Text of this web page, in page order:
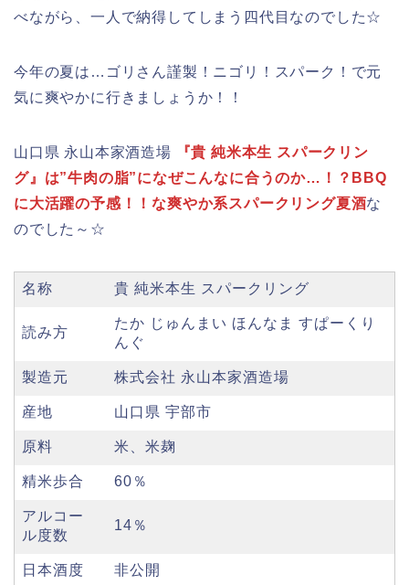
べながら、一人で納得してしまう四代目なのでした☆
今年の夏は…ゴリさん謹製！ニゴリ！スパーク！で元
気に爽やかに行きましょうか！！
山口県 永山本家酒造場
『貴 純米本生 スパークリン
グ』は”牛肉の脂”になぜこんなに合うのか…！？BBQ
に大活躍の予感！！な爽やか系スパークリング夏酒な
のでした～☆
名称 貴 純米本生 スパークリング
読み方
たか じゅんまい ほんなま すぱーくり
んぐ
製造元 株式会社 永山本家酒造場
産地 山口県 宇部市
原料 米、米麹
精米歩合 60％
アルコー
ル度数
14％
日本酒度 非公開